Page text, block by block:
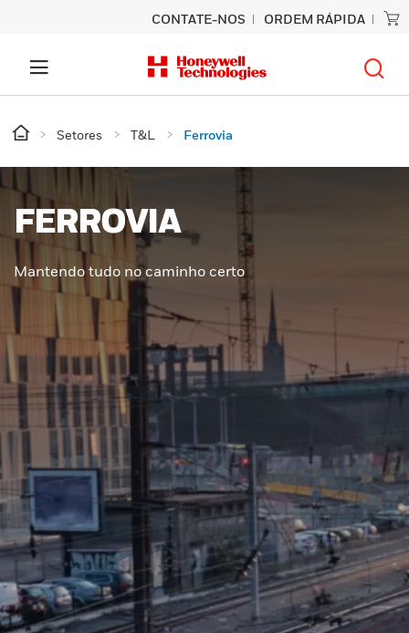
CONTATE-NOS ORDEM RÁPIDA
Setores T&L Ferrovia
FERROVIA
Mantendo tudo no caminho certo